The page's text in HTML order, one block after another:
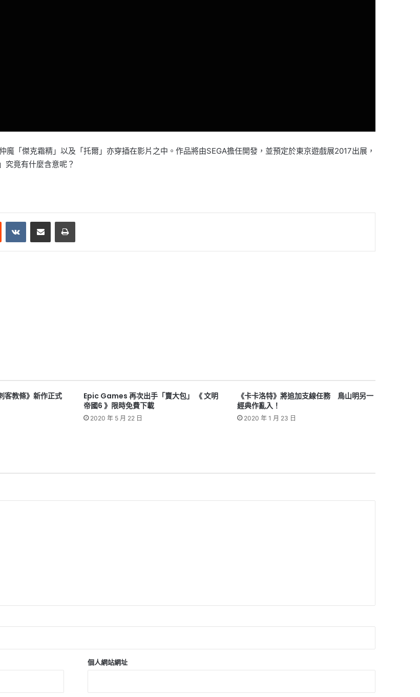
「傑克霜精」以及「托爾」亦穿插在影片之中。作品將由SEGA擔任開發，並預定於東京遊戲展2017出展，
究竟有什麼含意呢？
Reddit VKontakteShare via Email Print
教條》新作正式
Epic Games 再次出手「賣大包」 《 文明
帝國6 》限時免費下載
2020 年 5 月 22 日
《卡卡洛特》將追加支線任務 鳥山明另一
經典作亂入！
2020 年 1 月 23 日
個人網站網址